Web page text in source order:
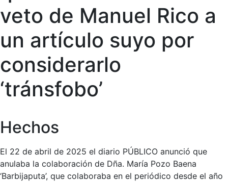
veto de Manuel Rico a
un artículo suyo por
considerarlo
‘tránsfobo’
Hechos
El 22 de abril de 2025 el diario PÚBLICO anunció que
anulaba la colaboración de Dña. María Pozo Baena
‘Barbijaputa’, que colaboraba en el periódico desde el año